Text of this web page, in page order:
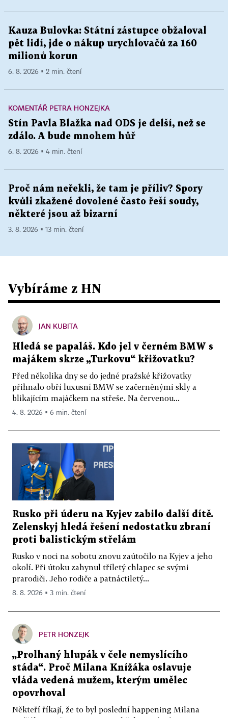
Kauza Bulovka: Státní zástupce obžaloval
pět lidí, jde o nákup urychlovačů za 160
milionů korun
6. 8. 2026 ▪ 2 min. čtení
KOMENTÁŘ PETRA HONZEJKA
Stín Pavla Blažka nad ODS je delší, než se
zdálo. A bude mnohem hůř
6. 8. 2026 ▪ 4 min. čtení
Proč nám neřekli, že tam je příliv? Spory
kvůli zkažené dovolené často řeší soudy,
některé jsou až bizarní
3. 8. 2026 ▪ 13 min. čtení
Vybíráme z HN
JAN KUBITA
Hledá se papaláš. Kdo jel v černém BMW s
majákem skrze „Turkovu“ křižovatku?
Před několika dny se do jedné pražské křižovatky
přihnalo obří luxusní BMW se začerněnými skly a
blikajícím majáčkem na střeše. Na červenou...
4. 8. 2026 ▪ 6 min. čtení
Rusko při úderu na Kyjev zabilo další dítě.
Zelenskyj hledá řešení nedostatku zbraní
proti balistickým střelám
Rusko v noci na sobotu znovu zaútočilo na Kyjev a jeho
okolí. Při útoku zahynul tříletý chlapec se svými
prarodiči. Jeho rodiče a patnáctiletý...
8. 8. 2026 ▪ 3 min. čtení
PETR HONZEJK
„Prolhaný hlupák v čele nemyslícího
stáda“. Proč Milana Knížáka oslavuje
vláda vedená mužem, kterým umělec
opovrhoval
Někteří říkají, že to byl poslední happening Milana